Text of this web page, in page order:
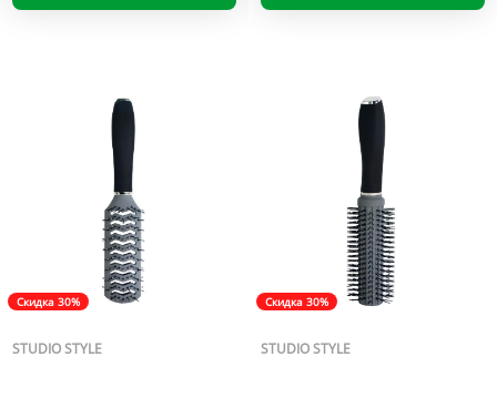
Скидка 30%
STUDIO STYLE
Скидка 30%
STUDIO STYLE